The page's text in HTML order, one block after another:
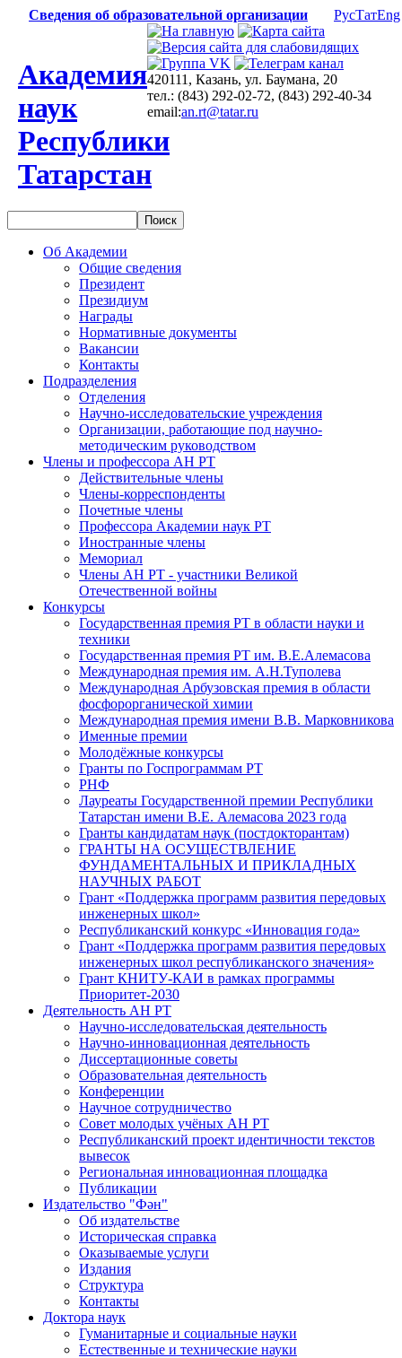
Сведения об образовательной организации РусТатEng
Академия
наук
Республики
Татарстан
420111, Казань, ул. Баумана, 20
тел.: (843) 292-02-72, (843) 292-40-34
email:an.rt@tatar.ru
Об Академии
Общие сведения
Президент
Президиум
Награды
Нормативные документы
Вакансии
Контакты
Подразделения
Отделения
Научно-исследовательские учреждения
Организации, работающие под научно-
методическим руководством
Члены и профессора АН РТ
Действительные члены
Члены-корреспонденты
Почетные члены
Профессора Академии наук РТ
Иностранные члены
Мемориал
Члены АН РТ - участники Великой
Отечественной войны
Конкурсы
Государственная премия РТ в области науки и
техники
Государственная премия РТ им. В.Е.Алемасова
Международная премия им. А.Н.Туполева
Международная Арбузовская премия в области
фосфорорганической химии
Международная премия имени В.В. Марковникова
Именные премии
Молодёжные конкурсы
Гранты по Госпрограммам РТ
РНФ
Лауреаты Государственной премии Республики
Татарстан имени В.Е. Алемасова 2023 года
Гранты кандидатам наук (постдокторантам)
ГРАНТЫ НА ОСУЩЕСТВЛЕНИЕ
ФУНДАМЕНТАЛЬНЫХ И ПРИКЛАДНЫХ
НАУЧНЫХ РАБОТ
Грант «Поддержка программ развития передовых
инженерных школ»
Республиканский конкурс «Инновация года»
Грант «Поддержка программ развития передовых
инженерных школ республиканского значения»
Грант КНИТУ-КАИ в рамках программы
Приоритет-2030
Деятельность АН РТ
Научно-исследовательская деятельность
Научно-инновационная деятельность
Диссертационные советы
Образовательная деятельность
Конференции
Научное сотрудничество
Совет молодых учёных АН РТ
Республиканский проект идентичности текстов
вывесок
Региональная инновационная площадка
Публикации
Издательство "Фән"
Об издательстве
Историческая справка
Оказываемые услуги
Издания
Структура
Контакты
Доктора наук
Гуманитарные и социальные науки
Естественные и технические науки